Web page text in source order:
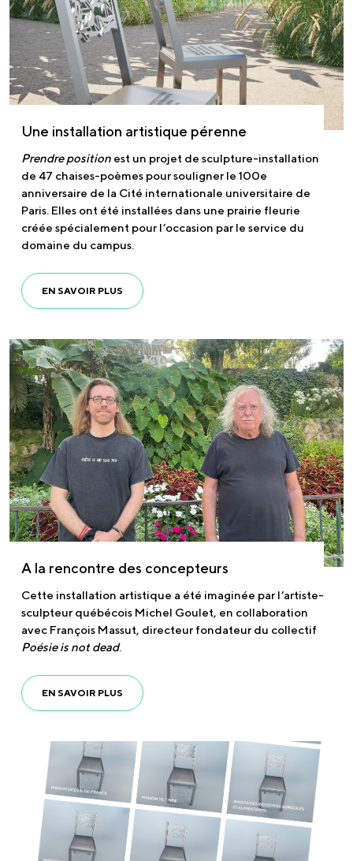
Une installation artistique pérenne
Prendre position est un projet de sculpture-installation
de 47 chaises-poèmes pour souligner le 100e
anniversaire de la Cité internationale universitaire de
Paris. Elles ont été installées dans une prairie fleurie
créée spécialement pour l’occasion par le service du
domaine du campus.
EN SAVOIR PLUS
A la rencontre des concepteurs
Cette installation artistique a été imaginée par l’artiste-
sculpteur québécois Michel Goulet, en collaboration
avec François Massut, directeur fondateur du collectif
Poésie is not dead.
EN SAVOIR PLUS